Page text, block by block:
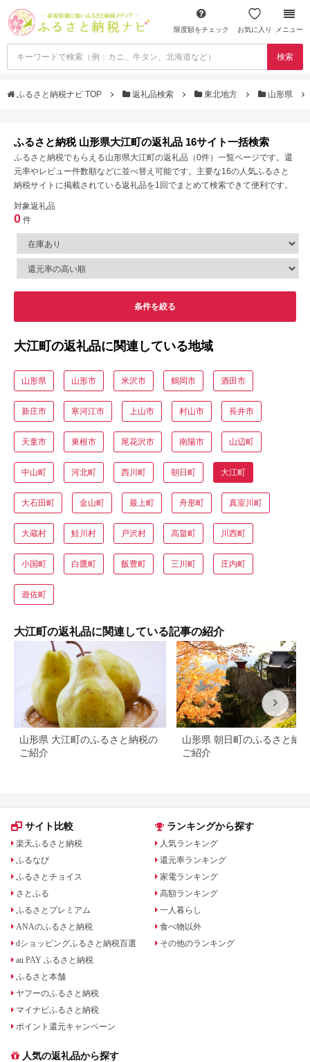
限度額をチェック お気に入り メニュー
検索
ふるさと納税ナビ TOP 返礼品検索 東北地方 山形県
ふるさと納税 山形県大江町の返礼品 16サイト一括検索
ふるさと納税でもらえる山形県大江町の返礼品（0件）一覧ページです。還
元率やレビュー件数順などに並べ替え可能です。主要な16の人気ふるさと
納税サイトに掲載されている返礼品を1回でまとめて検索できて便利です。
対象返礼品
0 件
条件を絞る
大江町の返礼品に関連している地域
山形県 山形市 米沢市 鶴岡市 酒田市
新庄市 寒河江市 上山市 村山市 長井市
天童市 東根市 尾花沢市 南陽市 山辺町
中山町 河北町 西川町 朝日町 大江町
大石田町 金山町 最上町 舟形町 真室川町
大蔵村 鮭川村 戸沢村 高畠町 川西町
小国町 白鷹町 飯豊町 三川町 庄内町
遊佐町
大江町の返礼品に関連している記事の紹介
山形県 大江町のふるさと納税の
ご紹介
山形県 朝日町のふるさと納
ご紹介
サイト比較
楽天ふるさと納税
ふるなび
ふるさとチョイス
さとふる
ふるさとプレミアム
ANAのふるさと納税
dショッピングふるさと納税百選
au PAY ふるさと納税
ふるさと本舗
ヤフーのふるさと納税
マイナビふるさと納税
ポイント還元キャンペーン
ランキングから探す
人気ランキング
還元率ランキング
家電ランキング
高額ランキング
一人暮らし
食べ物以外
その他のランキング
人気の返礼品から探す